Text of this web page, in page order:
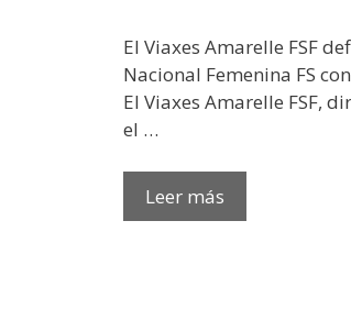
El Viaxes Amarelle FSF
Nacional Femenina FS
El Viaxes Amarelle FSF,
el …
Leer más